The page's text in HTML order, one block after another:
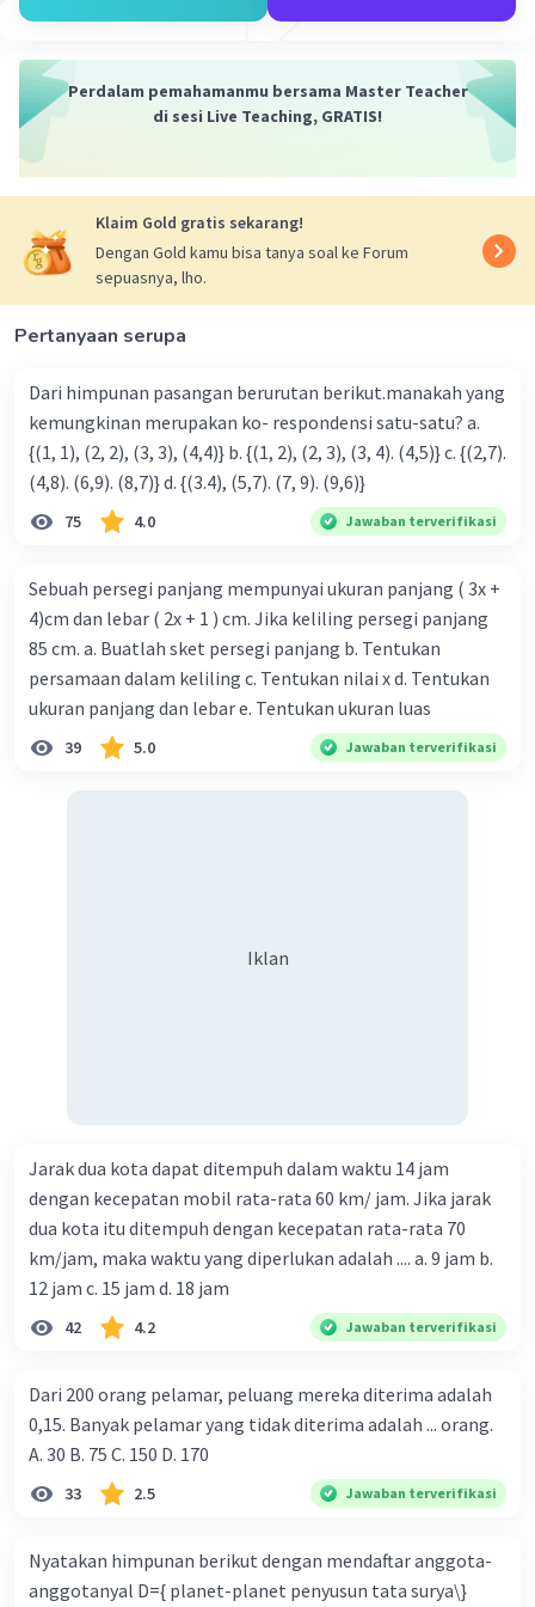
60 =60, 120, 180, ...
Langkah kedua samakan penyebut masing-
masing pecahan dan ubah pembilang sesuai
2/15 = (2/15) x (4/4) = 8/60.
1/20 = (1/20) x (3/3) = 3/60.
18/60.
Langkah terakhir urutkan bilangan pecahan
mulai dari yang nilainya terbesar.
= 3/5, 18/60, 2/15, 1/20.
Jadi, susunan pecahan tersebut mulai dari yang
nilainya terbesar adalah 3/5, 18/60, 2/15, 1/20.
Beri Rating Balas
Perdalam pemahamanmu bersama Master Teacher
di sesi Live Teaching, GRATIS!
Klaim Gold gratis sekarang!
Dengan Gold kamu bisa tanya soal ke Forum
sepuasnya, lho.
Pertanyaan serupa
Dari himpunan pasangan berurutan berikut.manakah yang
kemungkinan merupakan ko- respondensi satu-satu? a.
{(1, 1), (2, 2), (3, 3), (4,4)} b. {(1, 2), (2, 3), (3, 4). (4,5)} c. {(2,7).
(4,8). (6,9). (8,7)} d. {(3.4), (5,7). (7, 9). (9,6)}
75 4.0 Jawaban terverifikasi
Sebuah persegi panjang mempunyai ukuran panjang ( 3x +
4)cm dan lebar ( 2x + 1 ) cm. Jika keliling persegi panjang
85 cm. a. Buatlah sket persegi panjang b. Tentukan
persamaan dalam keliling c. Tentukan nilai x d. Tentukan
ukuran panjang dan lebar e. Tentukan ukuran luas
39 5.0 Jawaban terverifikasi
Iklan
Jarak dua kota dapat ditempuh dalam waktu 14 jam
dengan kecepatan mobil rata-rata 60 km/ jam. Jika jarak
dua kota itu ditempuh dengan kecepatan rata-rata 70
km/jam, maka waktu yang diperlukan adalah .... a. 9 jam b.
12 jam c. 15 jam d. 18 jam
42 4.2 Jawaban terverifikasi
Dari 200 orang pelamar, peluang mereka diterima adalah
0,15. Banyak pelamar yang tidak diterima adalah ... orang.
A. 30 B. 75 C. 150 D. 170
33 2.5 Jawaban terverifikasi
Nyatakan himpunan berikut dengan mendaftar anggota-
anggotanyal D={ planet-planet penyusun tata surya\}